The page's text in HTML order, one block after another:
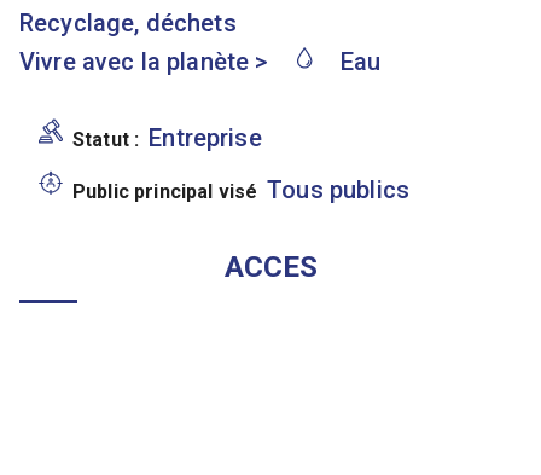
Recyclage, déchets
Vivre avec la planète > Eau
Statut : Entreprise
Public principal visé Tous publics
ACCES